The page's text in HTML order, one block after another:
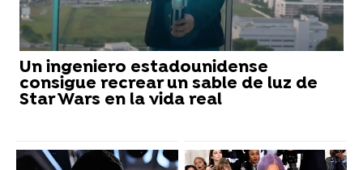
Un ingeniero estadounidense
consigue recrear un sable de luz de
Star Wars en la vida real